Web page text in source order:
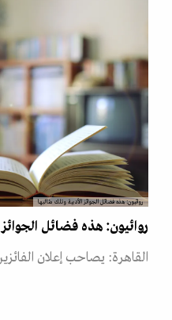
روائيون: هذه فضائل الجوائز الأدبية وتلك مثالبها
روائيون: هذه فضائل الجوائز
القاهرة: يصاحب إعلان